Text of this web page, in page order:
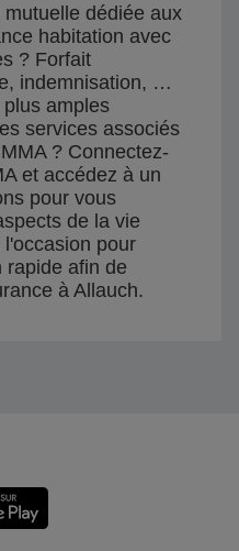
dédiée aux
habitation avec
? Forfait
indemnisation, …
amples
services associés
? Connectez-
et accédez à un
pour vous
de la vie
pour
rapide afin de
à Allauch.